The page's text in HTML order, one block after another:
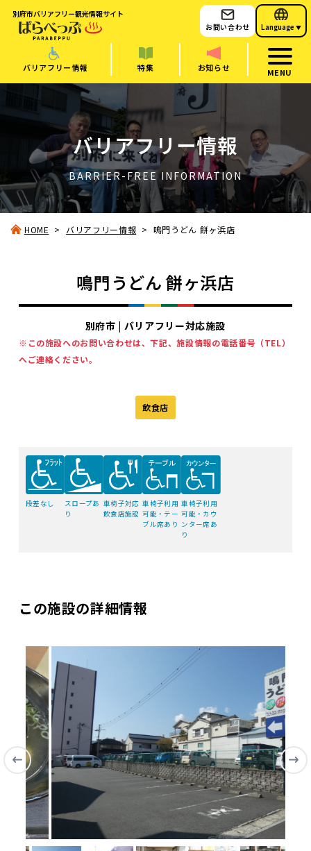
別府市バリアフリー観光情報サイト
バリアフリー情報 特集 お知らせ MENU
お問い合わせ Language ▼
バリアフリー情報
BARRIER-FREE INFORMATION
HOME バリアフリー情報 鳴門うどん 餅ヶ浜店
鳴門うどん 餅ヶ浜店
別府市 | バリアフリー対応施設
※この施設へのお問い合わせは、下記、施設情報の電話番号（TEL）
へご連絡ください。
飲食店
段差なし
スロープあ
り
車椅子対応
飲食店施設
車椅子利用
可能・テー
ブル席あり
車椅子利用
可能・カウ
ンター席あ
り
この施設の詳細情報